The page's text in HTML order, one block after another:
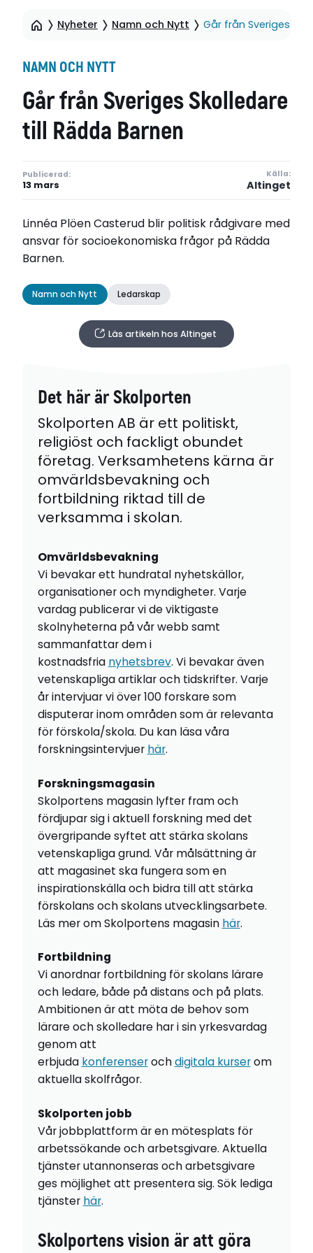
Nyheter Namn och Nytt Går från Sveriges
NAMN OCH NYTT
Går från Sveriges Skolledare
till Rädda Barnen
Publicerad:
13 mars
Källa:
Altinget
Linnéa Plöen Casterud blir politisk rådgivare med
ansvar för socioekonomiska frågor på Rädda
Barnen.
Namn och Nytt Ledarskap
Läs artikeln hos Altinget
Det här är Skolporten
Skolporten AB är ett politiskt,
religiöst och fackligt obundet
företag. Verksamhetens kärna är
omvärldsbevakning och
fortbildning riktad till de
verksamma i skolan.
Omvärldsbevakning
Vi bevakar ett hundratal nyhetskällor,
organisationer och myndigheter. Varje
vardag publicerar vi de viktigaste
skolnyheterna på vår webb samt
sammanfattar dem i
kostnadsfria nyhetsbrev. Vi bevakar även
vetenskapliga artiklar och tidskrifter. Varje
år intervjuar vi över 100 forskare som
disputerar inom områden som är relevanta
för förskola/skola. Du kan läsa våra
forskningsintervjuer här.
Forskningsmagasin
Skolportens magasin lyfter fram och
fördjupar sig i aktuell forskning med det
övergripande syftet att stärka skolans
vetenskapliga grund. Vår målsättning är
att magasinet ska fungera som en
inspirationskälla och bidra till att stärka
förskolans och skolans utvecklingsarbete.
Läs mer om Skolportens magasin här.
Fortbildning
Vi anordnar fortbildning för skolans lärare
och ledare, både på distans och på plats.
Ambitionen är att möta de behov som
lärare och skolledare har i sin yrkesvardag
genom att
erbjuda konferenserochdigitala kurserom
aktuella skolfrågor.
Skolporten jobb
Vår jobbplattform är en mötesplats för
arbetssökande och arbetsgivare. Aktuella
tjänster utannonseras och arbetsgivare
ges möjlighet att presentera sig. Sök lediga
tjänster här.
Skolportens vision är att göra